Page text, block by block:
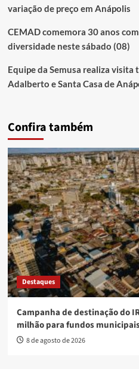
variação de preço em Anápolis
CEMAD comemora 30 anos
diversidade neste sábado (08)
Equipe da Semusa realiza
Adalberto e Santa Casa de
Confira também
Destaques
Campanha de destinação do
milhão para fundos
8 de agosto de 2026